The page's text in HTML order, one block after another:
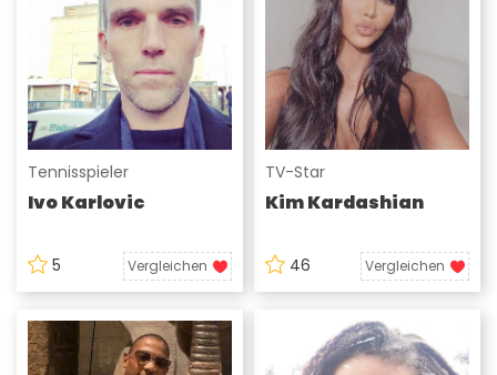
Tennisspieler
Ivo Karlovic
5 Vergleichen
TV-Star
Kim Kardashian
46 Vergleichen